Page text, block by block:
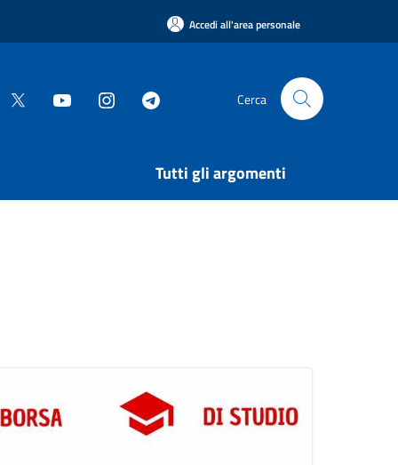
Accedi all'area personale
Cerca
Tutti gli argomenti